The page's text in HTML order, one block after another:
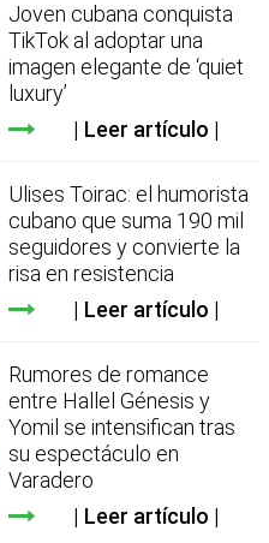
Joven cubana conquista
TikTok al adoptar una
imagen elegante de ‘quiet
luxury’
Leer artículo
Ulises Toirac: el humorista
cubano que suma 190 mil
seguidores y convierte la
risa en resistencia
Leer artículo
Rumores de romance
entre Hallel Génesis y
Yomil se intensifican tras
su espectáculo en
Varadero
Leer artículo